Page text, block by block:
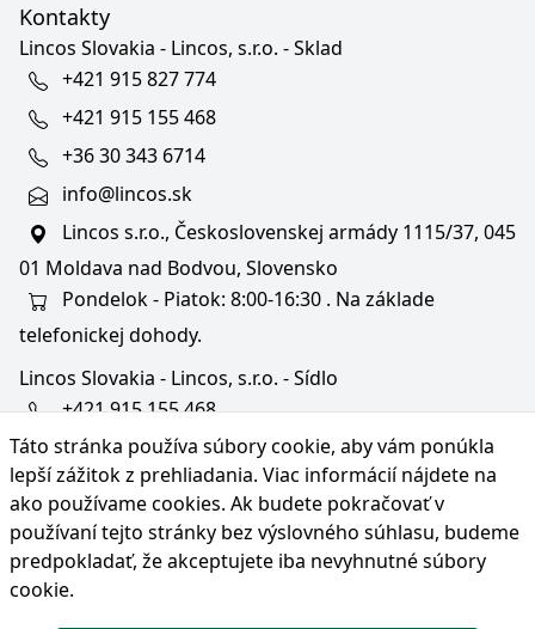
Táto stránka používa súbory cookie, aby vám ponúkla
lepší zážitok z prehliadania. Viac informácií nájdete na
ako používame cookies. Ak budete pokračovať v
používaní tejto stránky bez výslovného súhlasu, budeme
predpokladať, že akceptujete iba nevyhnutné súbory
cookie.
Kontakty
Lincos Slovakia - Lincos, s.r.o. - Sklad
+421 915 827 774
+421 915 155 468
+36 30 343 6714
info@lincos.sk
Lincos s.r.o., Československej armády 1115/37, 045
01 Moldava nad Bodvou, Slovensko
Pondelok - Piatok: 8:00-16:30 . Na základe
telefonickej dohody.
Lincos Slovakia - Lincos, s.r.o. - Sídlo
+421 915 155 468
+36/30 343 6714
bratislava@lincos.sk
Lincos s.r.o., Rustaveliho 4, 831 06 Bratislava - m. č.
Rača, Slovensko
Iba sídlo firmy